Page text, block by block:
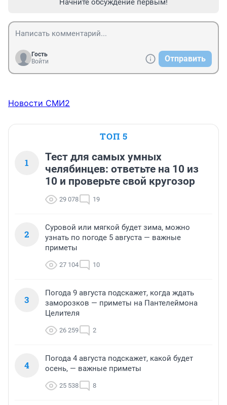
Начните обсуждение первым!
Гость
Войти
Отправить
Новости СМИ2
ТОП 5
1
Тест для самых умных
челябинцев: ответьте на 10 из
10 и проверьте свой кругозор
29 078 19
2
Суровой или мягкой будет зима, можно
узнать по погоде 5 августа — важные
приметы
27 104 10
3
Погода 9 августа подскажет, когда ждать
заморозков — приметы на Пантелеймона
Целителя
26 259 2
4
Погода 4 августа подскажет, какой будет
осень, — важные приметы
25 538 8